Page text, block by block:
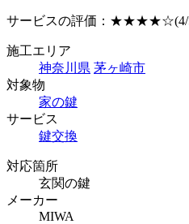
サービスの評価： ★★★★☆
施工エリア
神奈川県 茅ヶ崎市
対象物
家の鍵
サービス
鍵交換
対応箇所
玄関の鍵
メーカー
MIWA